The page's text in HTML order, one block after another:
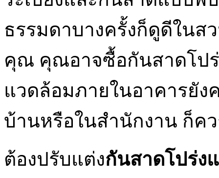
ธรรมดาบางครั้งก็ดูดีในส
คุณ คุณอาจซื้อกันสาดโปร่
แวดล้อมภายในอาคารยัง
บ้านหรือในสำนักงาน ก็ค
ต้องปรับแต่งกันสาดโปร่ง